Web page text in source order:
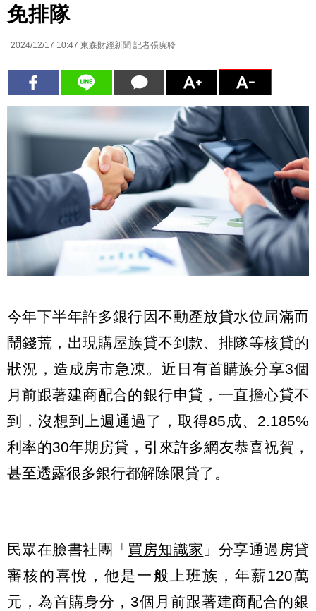
免排隊
2024/12/17 10:47 東森財經新聞 記者張琬聆
今年下半年許多銀行因不動產放貸水位屆滿而
鬧錢荒，出現購屋族貸不到款、排隊等核貸的
狀況，造成房市急凍。近日有首購族分享3個
月前跟著建商配合的銀行申貸，一直擔心貸不
到，沒想到上週通過了，取得85成、2.185%
利率的30年期房貸，引來許多網友恭喜祝賀，
甚至透露很多銀行都解除限貸了。
民眾在臉書社團「 買房知識家 」分享通過房貸
審核的喜悅，他是一般上班族，年薪120萬
元，為首購身分，3個月前跟著建商配合的銀